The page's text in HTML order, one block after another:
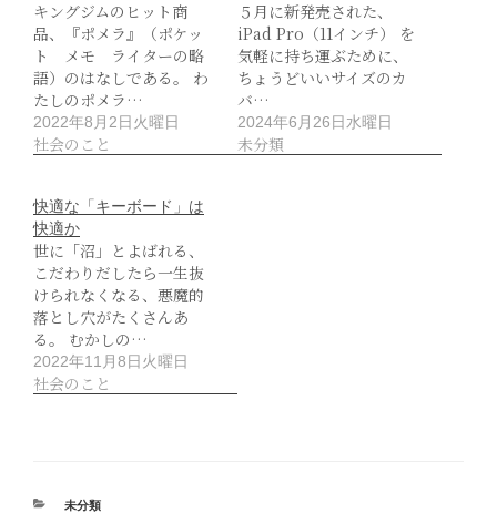
キングジムのヒット商
品、『ポメラ』（ポケッ
ト メモ ライターの略
語）のはなしである。 わ
たしのポメラ…
2022年8月2日火曜日
社会のこと
５月に新発売された、
iPad Pro（11インチ） を
気軽に持ち運ぶために、
ちょうどいいサイズのカ
バ…
2024年6月26日水曜日
未分類
快適な「キーボード」は
快適か
世に「沼」とよばれる、
こだわりだしたら一生抜
けられなくなる、悪魔的
落とし穴がたくさんあ
る。 むかしの…
2022年11月8日火曜日
社会のこと
カ
未分類